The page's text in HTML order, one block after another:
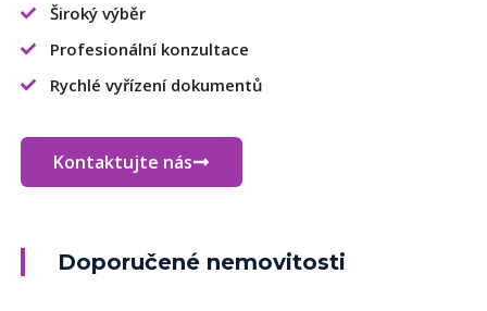
Široký výběr
Profesionální konzultace
Rychlé vyřízení dokumentů
Kontaktujte nás
Doporučené nemovitosti